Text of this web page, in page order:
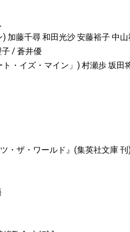
) 加藤千尋 和田光沙 安藤裕子 中
/ 蒼井優
・イズ・マイン」) 村瀬歩 坂田
・ザ・ワールド』(集英社文庫 刊)